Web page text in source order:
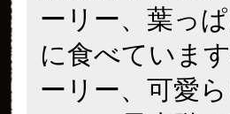
ーリー、葉っ
に食べていま
ーリー、可愛